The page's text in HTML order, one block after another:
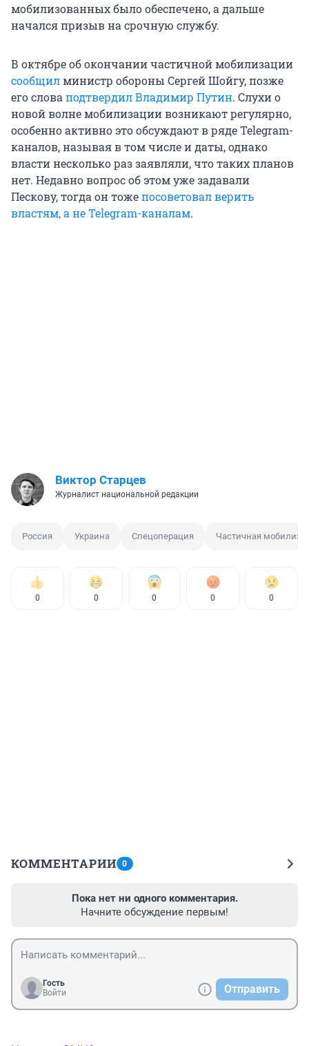
мобилизованных было обеспечено, а дальше
начался призыв на срочную службу.
В октябре об окончании частичной мобилизации
сообщилминистр обороны Сергей Шойгу, позже
его слова подтвердил Владимир Путин. Слухи о
новой волне мобилизации возникают регулярно,
особенно активно это обсуждают в ряде Telegram-
каналов, называя в том числе и даты, однако
власти несколько раз заявляли, что таких планов
нет. Недавно вопрос об этом уже задавали
Пескову, тогда он тожепосоветовал верить
властям, а не Telegram-каналам.
Виктор Старцев
Журналист национальной редакции
Россия Украина Спецоперация Частичная
0 0 0 0 0
КОММЕНТАРИИ 0
Пока нет ни одного комментария.
Начните обсуждение первым!
Гость
Войти
Отправить